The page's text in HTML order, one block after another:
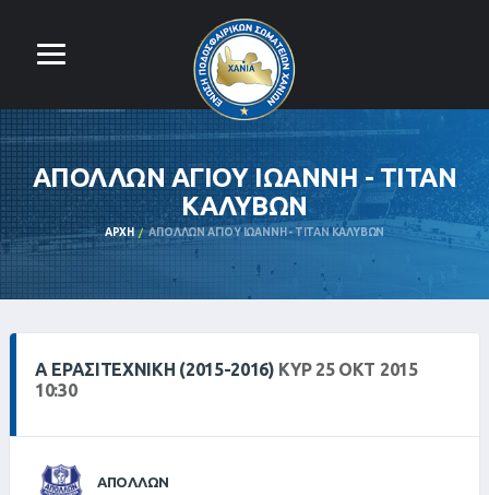
ΑΠΟΛΛΩΝ ΑΓΙΟΥ ΙΩΑΝΝΗ - ΤΙΤΑΝ
ΚΑΛΥΒΩΝ
ΑΡΧΉ ΑΠΟΛΛΩΝ ΑΓΙΟΥ ΙΩΑΝΝΗ - ΤΙΤΑΝ ΚΑΛΥΒΩΝ
Α ΕΡΑΣΙΤΕΧΝΙΚΗ (2015-2016) ΚΥΡ 25 ΟΚΤ 2015
10:30
ΑΠΟΛΛΩΝ